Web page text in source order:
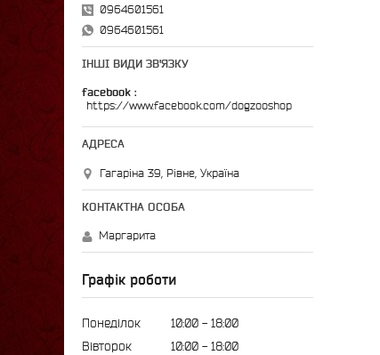
0964601561
0964601561
ІНШІ ВИДИ ЗВ'ЯЗКУ
facebook
https://www.facebook.com/dogzooshop
Гагаріна 39, Рівне, Україна
Маргарита
Графік роботи
Понеділок 10:00
18:00
Вівторок
10:00
18:00